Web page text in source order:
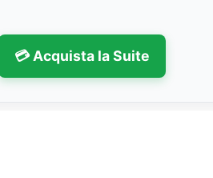
💳 Acquista la Suite